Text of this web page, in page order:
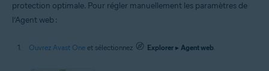
protection optimale. Pour régler manuellement les paramètres de
l’Agent web :
Ouvrez Avast One et sélectionnez Explorer ▸ Agent web.